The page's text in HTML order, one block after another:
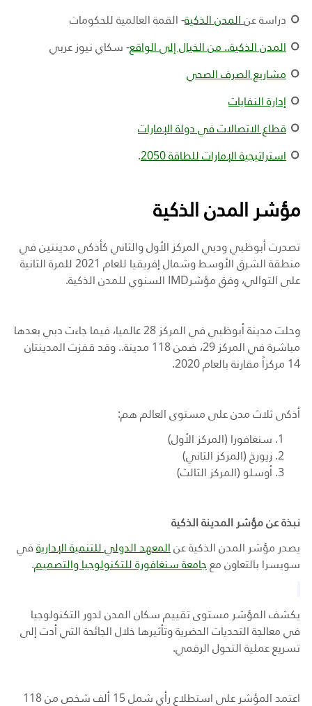
دراسة عن المدن الذكية- القمة العالمية للحكومات
المدن الذكية.. من الخيال إلى الواقع- سكاي نيوز عربي
مشاريع الصرف الصحي
إدارة النفايات
قطاع الاتصالات في دولة الإمارات
استراتيجية الإمارات للطاقة 2050
.
مؤشر المدن الذكية
تصدرت أبوظبي ودبي المركز الأول والثاني كأذكى مدينتين في
منطقة الشرق الأوسط وشمال إفريقيا للعام 2021 للمرة الثانية
على التوالي، وفق مؤشرIMD السنوي للمدن الذكية.
وحلت مدينة أبوظبي في المركز 28 عالميا، فيما جاءت دبي بعدها
مباشرة في المركز 29، ضمن 118 مدينة.. وقد قفزت المدينتان
14 مركزاً مقارنة بالعام 2020.
أذكى ثلاث مدن على مستوى العالم هم:
سنغافورا (المركز الأول)
زيورخ (المركز الثاني)
أوسلو (المركز الثالث)
نبذة عن مؤشر المدينة الذكية
يصدر مؤشر المدن الذكية عن المعهد الدولي للتنمية الإدارية في
سويسرا بالتعاون مع جامعة سنغافورة للتكنولوجيا والتصميم.
يكشف المؤشر مستوى تقييم سكان المدن لدور التكنولوجيا
في معالجة التحديات الحضرية وتأثيرها خلال الجائحة التي أدت إلى
تسريع عملية التحول الرقمي.
اعتمد المؤشر على استطلاع رأي شمل 15 ألف شخص من 118